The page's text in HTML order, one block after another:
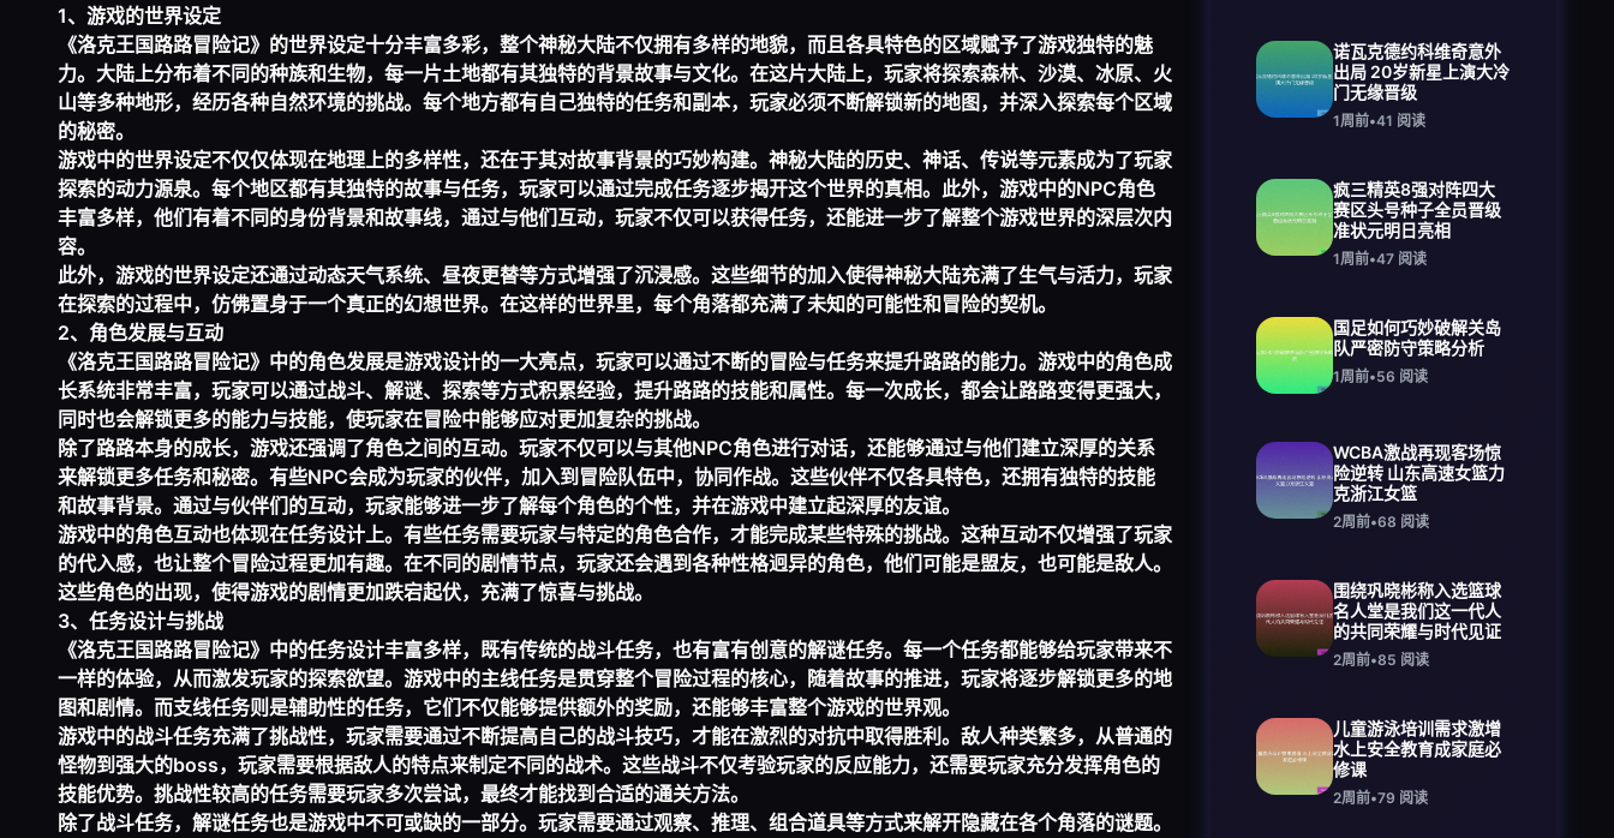
1、游戏的世界设定
《洛克王国路路冒险记》的世界设定十分丰富多彩，整个神秘大陆不仅拥有多样的地貌，而且各具特色的区域赋予了游戏独特的魅
力。大陆上分布着不同的种族和生物，每一片土地都有其独特的背景故事与文化。在这片大陆上，玩家将探索森林、沙漠、冰原、火
山等多种地形，经历各种自然环境的挑战。每个地方都有自己独特的任务和副本，玩家必须不断解锁新的地图，并深入探索每个区域
的秘密。
游戏中的世界设定不仅仅体现在地理上的多样性，还在于其对故事背景的巧妙构建。神秘大陆的历史、神话、传说等元素成为了玩家
探索的动力源泉。每个地区都有其独特的故事与任务，玩家可以通过完成任务逐步揭开这个世界的真相。此外，游戏中的NPC角色
丰富多样，他们有着不同的身份背景和故事线，通过与他们互动，玩家不仅可以获得任务，还能进一步了解整个游戏世界的深层次内
容。
此外，游戏的世界设定还通过动态天气系统、昼夜更替等方式增强了沉浸感。这些细节的加入使得神秘大陆充满了生气与活力，玩家
在探索的过程中，仿佛置身于一个真正的幻想世界。在这样的世界里，每个角落都充满了未知的可能性和冒险的契机。
2、角色发展与互动
《洛克王国路路冒险记》中的角色发展是游戏设计的一大亮点，玩家可以通过不断的冒险与任务来提升路路的能力。游戏中的角色成
长系统非常丰富，玩家可以通过战斗、解谜、探索等方式积累经验，提升路路的技能和属性。每一次成长，都会让路路变得更强大，
同时也会解锁更多的能力与技能，使玩家在冒险中能够应对更加复杂的挑战。
除了路路本身的成长，游戏还强调了角色之间的互动。玩家不仅可以与其他NPC角色进行对话，还能够通过与他们建立深厚的关系
来解锁更多任务和秘密。有些NPC会成为玩家的伙伴，加入到冒险队伍中，协同作战。这些伙伴不仅各具特色，还拥有独特的技能
和故事背景。通过与伙伴们的互动，玩家能够进一步了解每个角色的个性，并在游戏中建立起深厚的友谊。
游戏中的角色互动也体现在任务设计上。有些任务需要玩家与特定的角色合作，才能完成某些特殊的挑战。这种互动不仅增强了玩家
的代入感，也让整个冒险过程更加有趣。在不同的剧情节点，玩家还会遇到各种性格迥异的角色，他们可能是盟友，也可能是敌人。
这些角色的出现，使得游戏的剧情更加跌宕起伏，充满了惊喜与挑战。
3、任务设计与挑战
《洛克王国路路冒险记》中的任务设计丰富多样，既有传统的战斗任务，也有富有创意的解谜任务。每一个任务都能够给玩家带来不
一样的体验，从而激发玩家的探索欲望。游戏中的主线任务是贯穿整个冒险过程的核心，随着故事的推进，玩家将逐步解锁更多的地
图和剧情。而支线任务则是辅助性的任务，它们不仅能够提供额外的奖励，还能够丰富整个游戏的世界观。
游戏中的战斗任务充满了挑战性，玩家需要通过不断提高自己的战斗技巧，才能在激烈的对抗中取得胜利。敌人种类繁多，从普通的
怪物到强大的boss，玩家需要根据敌人的特点来制定不同的战术。这些战斗不仅考验玩家的反应能力，还需要玩家充分发挥角色的
技能优势。挑战性较高的任务需要玩家多次尝试，最终才能找到合适的通关方法。
除了战斗任务，解谜任务也是游戏中不可或缺的一部分。玩家需要通过观察、推理、组合道具等方式来解开隐藏在各个角落的谜题。
诺瓦克德约科维奇意外
出局 20岁新星上演大冷
门无缘晋级
1周前•41 阅读
疯三精英8强对阵四大
赛区头号种子全员晋级
准状元明日亮相
1周前•47 阅读
国足如何巧妙破解关岛
队严密防守策略分析
1周前•56 阅读
WCBA激战再现客场惊
险逆转 山东高速女篮力
克浙江女篮
2周前•68 阅读
围绕巩晓彬称入选篮球
名人堂是我们这一代人
的共同荣耀与时代见证
2周前•85 阅读
儿童游泳培训需求激增
水上安全教育成家庭必
修课
2周前•79 阅读